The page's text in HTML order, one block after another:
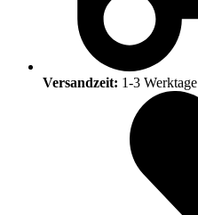
Versandzeit: 1-3 Werktage